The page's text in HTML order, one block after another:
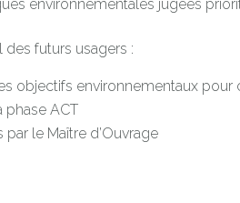
environnementales jugées
futurs usagers :
objectifs environnementaux pour
phase ACT
le Maître d’Ouvrage